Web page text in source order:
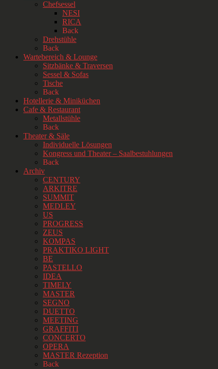
Chefsessel
NESI
RICA
Back
Drehstühle
Back
Wartebereich & Lounge
Sitzbänke & Traversen
Sessel & Sofas
Tische
Back
Hotellerie & Miniküchen
Cafe & Restaurant
Metallstühle
Back
Theater & Säle
Individuelle Lösungen
Kongress und Theater – Saalbestuhlungen
Back
Archiv
CENTURY
ARKITRE
SUMMIT
MEDLEY
US
PROGRESS
ZEUS
KOMPAS
PRAKTIKO LIGHT
BE
PASTELLO
IDEA
TIMELY
MASTER
SEGNO
DUETTO
MEETING
GRAFFITI
CONCERTO
OPERA
MASTER Rezeption
Back